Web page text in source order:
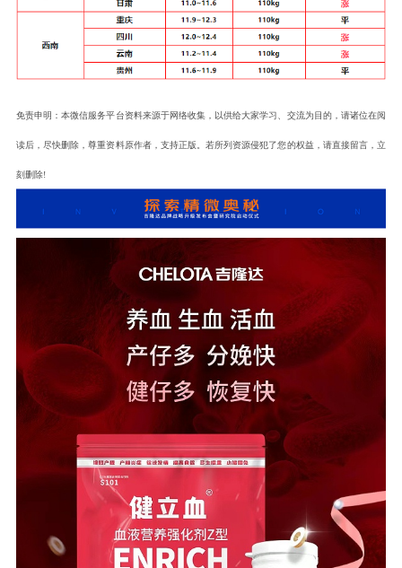
免责申明：本微信服务平台资料来源于网络收集，以供给大家学习、交流为目的，请诸位在阅
读后，尽快删除，尊重资料原作者，支持正版。若所列资源侵犯了您的权益，请直接留言，立
刻删除!